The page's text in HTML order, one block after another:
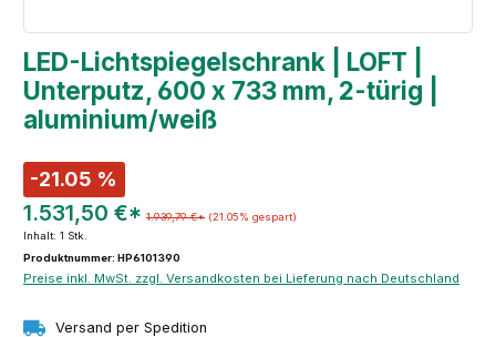
LED-Lichtspiegelschrank | LOFT |
Unterputz, 600 x 733 mm, 2-türig |
aluminium/weiß
-21.05 %
1.531,50 €* 1.939,79 €* (21.05% gespart)
Inhalt: 1 Stk.
Produktnummer: HP6101390
Preise inkl. MwSt. zzgl. Versandkosten bei Lieferung nach Deutschland
Versand per Spedition